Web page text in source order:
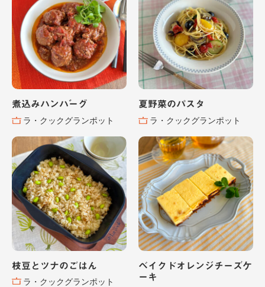
煮込みハンバーグ
ラ・クックグランポット
夏野菜のパスタ
ラ・クックグランポット
枝豆とツナのごはん
ラ・クックグランポット
ベイクドオレンジチーズケ
ーキ